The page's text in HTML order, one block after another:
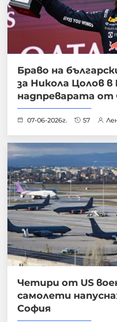
Браво на
за Никола Цолов в
надпреварата от
07-06-2026г. 57
Четири от US
самолети
София